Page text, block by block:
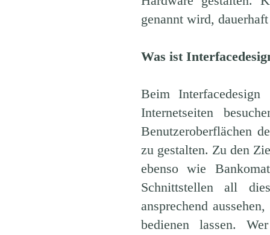
genannt wird,
Was ist
Beim Interfacedesign
Internetseiten
Benutzeroberflächen
zu gestalten. Zu den
ebenso wie
Schnittstellen all
ansprechend
bedienen lassen.